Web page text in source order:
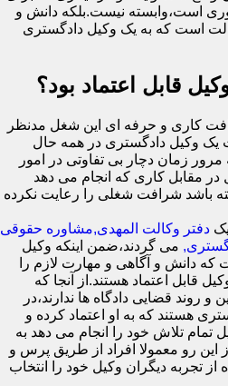
است،وابسته نیست.بلکه دانش و
است که به یک وکیل دادگستری
قابل اعتماد بود؟
کاری و حرفه ای این شغل مدنظر
یک وکیل دادگستری در همه حال
مرور زمان دچار بی تفاوتی در امور
مقابل کاری که انجام می دهد
باشد شرافت شغلی را رعایت نکرده
دفتر وکالت المهدی,مشاوره حقوقی
می گردند،ضمن اینکه وکیل
که دانش و آگاهی و مهارت لازم را
قابل اعتماد هستند.از آنجا که
روند قضایی دادگاه ها ندارند،در
هستند که به او اعتماد کرده و
تمام تلاش خود را انجام می دهد به
این رو معمولا افراد از طریق پرس و
از تجربه دیگران وکیل خود را انتخاب